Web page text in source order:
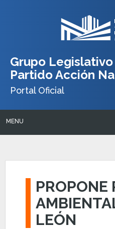
Grupo Legislativo
Partido Acción
Portal Oficial
MENU
PROPONE
LEÓN